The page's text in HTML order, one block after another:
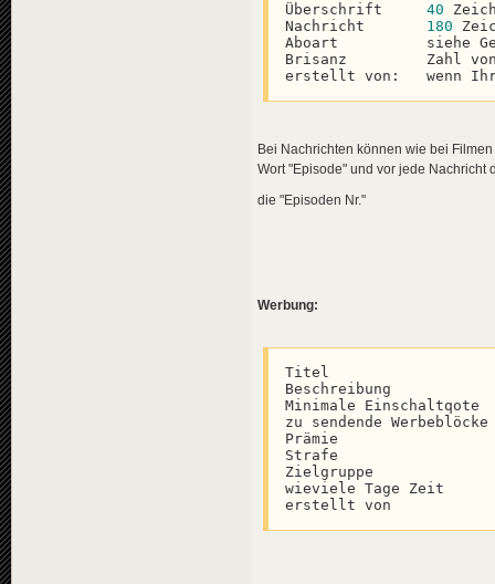
Überschrift 40
Nachricht 180
Aboart          siehe
Brisanz         Zahl
erstellt von:   wenn Ihr
Bei Nachrichten können wie bei
Wort "Episode" und vor jede Nachricht
die "Episoden Nr."
Werbung:
Minimale Einschaltqote
zu sendende Werbeblöcke
Prämie
Strafe
Zielgruppe
wieviele Tage Zeit
erstellt von